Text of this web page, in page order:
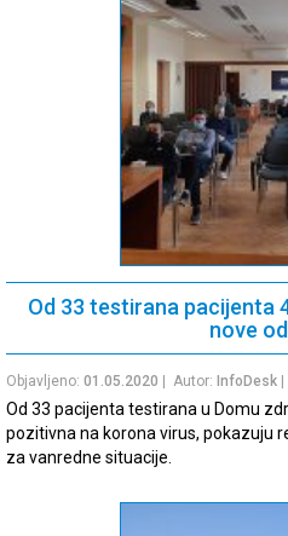
Od 33 testirana pacijenta
nove
Objavljeno: 01.05.2020 | Autor: InfoDesk
Od 33 pacijenta testirana u Domu
pozitivna na korona virus, pokazuju
za vanredne situacije.